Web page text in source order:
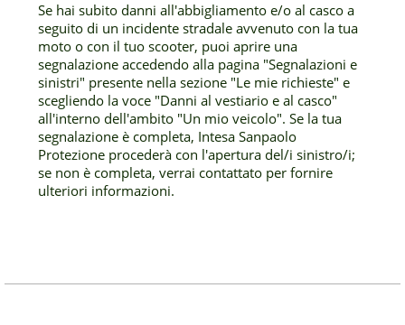
Se hai subito danni all'abbigliamento e/o al casco a
seguito di un incidente stradale avvenuto con la tua
moto o con il tuo scooter, puoi aprire una
segnalazione accedendo alla pagina "Segnalazioni e
sinistri" presente nella sezione "Le mie richieste" e
scegliendo la voce "Danni al vestiario e al casco"
all'interno dell'ambito "Un mio veicolo". Se la tua
segnalazione è completa, Intesa Sanpaolo
Protezione procederà con l'apertura del/i sinistro/i;
se non è completa, verrai contattato per fornire
ulteriori informazioni.